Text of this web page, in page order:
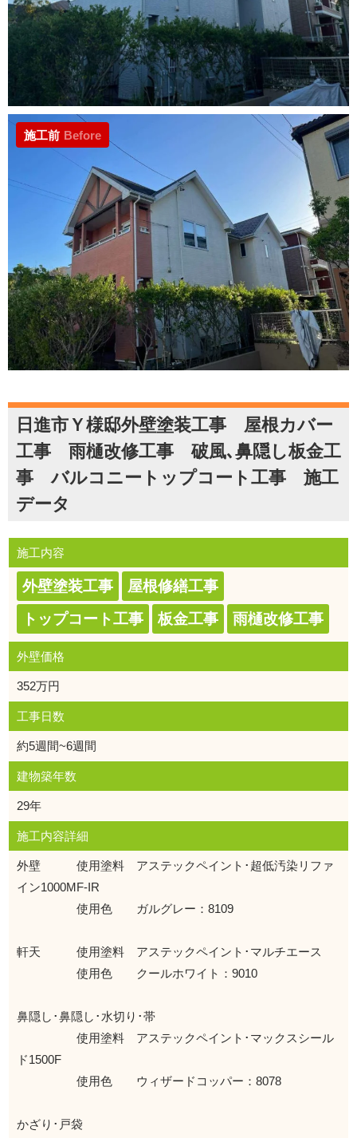
施工前 Before
日進市Ｙ様邸外壁塗装工事 屋根カバー
工事 雨樋改修工事 破風､鼻隠し板金工
事 バルコニートップコート工事 施工
データ
施工内容
外壁塗装工事
屋根修繕工事
トップコート工事
板金工事 雨樋改修工事
外壁価格
352万円
工事日数
約5週間~6週間
建物築年数
29年
施工内容詳細
外壁 使用塗料 アステックペイント･超低汚染リファ
イン1000MF-IR
使用色 ガルグレー：8109
軒天 使用塗料 アステックペイント･マルチエース
使用色 クールホワイト：9010
鼻隠し･鼻隠し･水切り･帯
使用塗料 アステックペイント･マックスシール
ド1500F
使用色 ウィザードコッパー：8078
かざり･戸袋